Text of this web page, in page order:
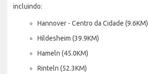
incluindo:
Hannover - Centro da Cidade (9.6KM)
Hildesheim (39.9KM)
Hameln (45.0KM)
Rinteln (52.3KM)